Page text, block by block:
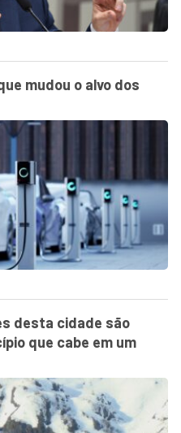
mudou o alvo dos
desta cidade são
que cabe em um